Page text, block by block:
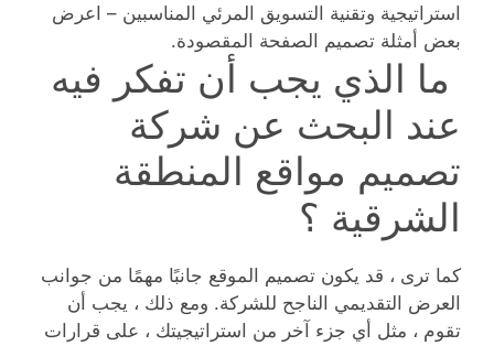
استراتيجية وتقنية التسويق المرئي المناسبين – اعرض
بعض أمثلة تصميم الصفحة المقصودة.
ما الذي يجب أن تفكر فيه
عند البحث عن شركة
تصميم مواقع المنطقة
الشرقية ؟
كما ترى ، قد يكون تصميم الموقع جانبًا مهمًا من جوانب
العرض التقديمي الناجح للشركة. ومع ذلك ، يجب أن
تقوم ، مثل أي جزء آخر من استراتيجيتك ، على قرارات